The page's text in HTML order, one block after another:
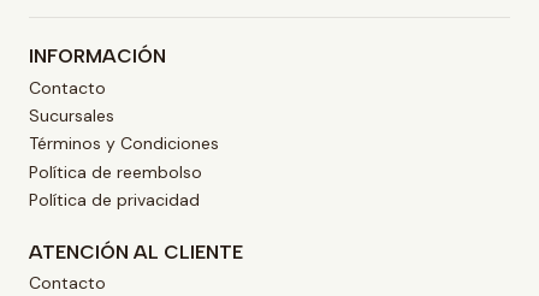
INFORMACIÓN
Contacto
Sucursales
Términos y Condiciones
Política de reembolso
Política de privacidad
ATENCIÓN AL CLIENTE
Contacto